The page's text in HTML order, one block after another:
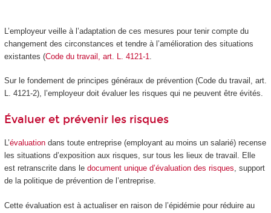
L’employeur veille à l’adaptation de ces mesures pour tenir compte du
changement des circonstances et tendre à l’amélioration des situations
existantes (Code du travail, art. L. 4121-1
Sur le fondement de principes généraux de prévention (Code du travail, art.
L. 4121-2), l’employeur doit évaluer les risques qui ne peuvent être évités.
Évaluer et prévenir les risques
L’évaluationdans toute entreprise (employant au moins un salarié) recense
les situations d’exposition aux risques, sur tous les lieux de travail. Elle
est retranscrite dans le document unique d’évaluation des risques, support
de la politique de prévention de l’entreprise.
Cette évaluation est à actualiser en raison de l’épidémie pour réduire au